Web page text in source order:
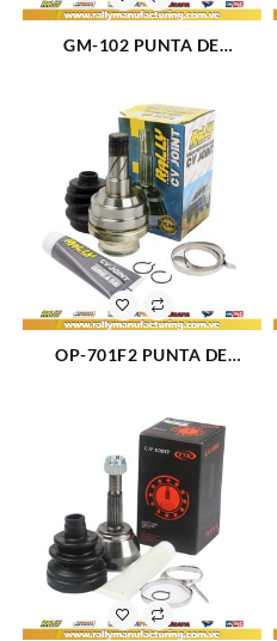
GM-102 PUNTA DE
OP-701F2 PUNTA DE